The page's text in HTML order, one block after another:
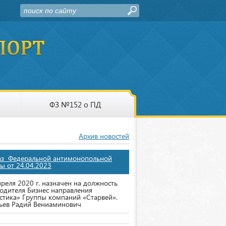
ФЗ №152 о ПД
Архив новостей
Федеральной антимонопольной
от 24.04.2023
2020 г. назначен на должность
Бизнес направления
Группы компаний «Старвей».
Радий Вениаминович